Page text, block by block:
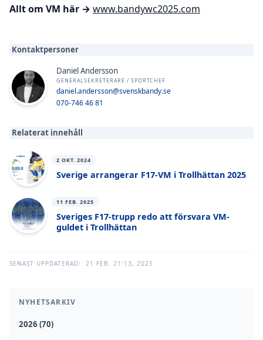
NYHETSARKIV
2026 (70)
Allt om VM här → www.bandywc2025.com
Kontaktpersoner
Daniel Andersson
GENERALSEKRETERARE / SPORTCHEF
daniel.andersson@svenskbandy.se
070-746 46 81
Relaterat innehåll
2 OKT. 2024
Sverige arrangerar F17-VM i Trollhättan 2025
11 FEB. 2025
Sveriges F17-trupp redo att försvara VM-
guldet i Trollhättan
SENAST UPPDATERAD: 21 FEB. 21:13, 2025